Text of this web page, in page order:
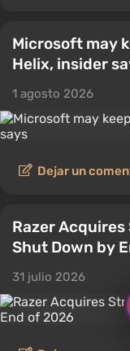
Microsoft may
Helix, insider
1 agosto 2026
Dejar un
Razer
Shut Down by
31 julio 2026